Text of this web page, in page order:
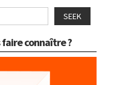
SEEK
faire connaître ?